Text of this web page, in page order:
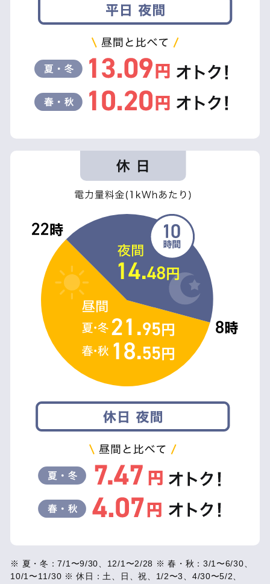
※ 夏・冬：7/1〜9/30、12/1〜2/28 ​※ 春・秋：3/1〜6/30、
10/1〜11/30 ​※ 休日：土、日、祝、1/2〜3、4/30〜5/2、